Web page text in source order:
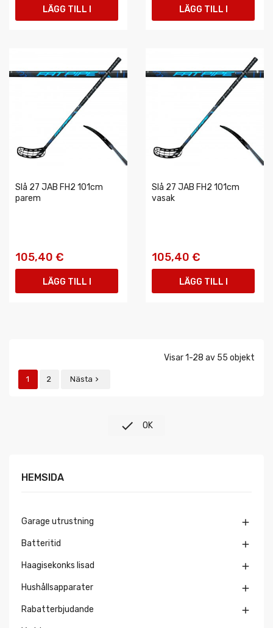
LÄGG TILL I LÄGG TILL I
Slå 27 JAB FH2 101cm
parem
105,40 €
LÄGG TILL I
Slå 27 JAB FH2 101cm
vasak
105,40 €
LÄGG TILL I
Visar 1-28 av 55 objekt
1 2 Nästa 
 OK
HEMSIDA
Garage utrustning 
Batteritid 
Haagisekonks lisad 
Hushållsapparater 
Rabatterbjudande 